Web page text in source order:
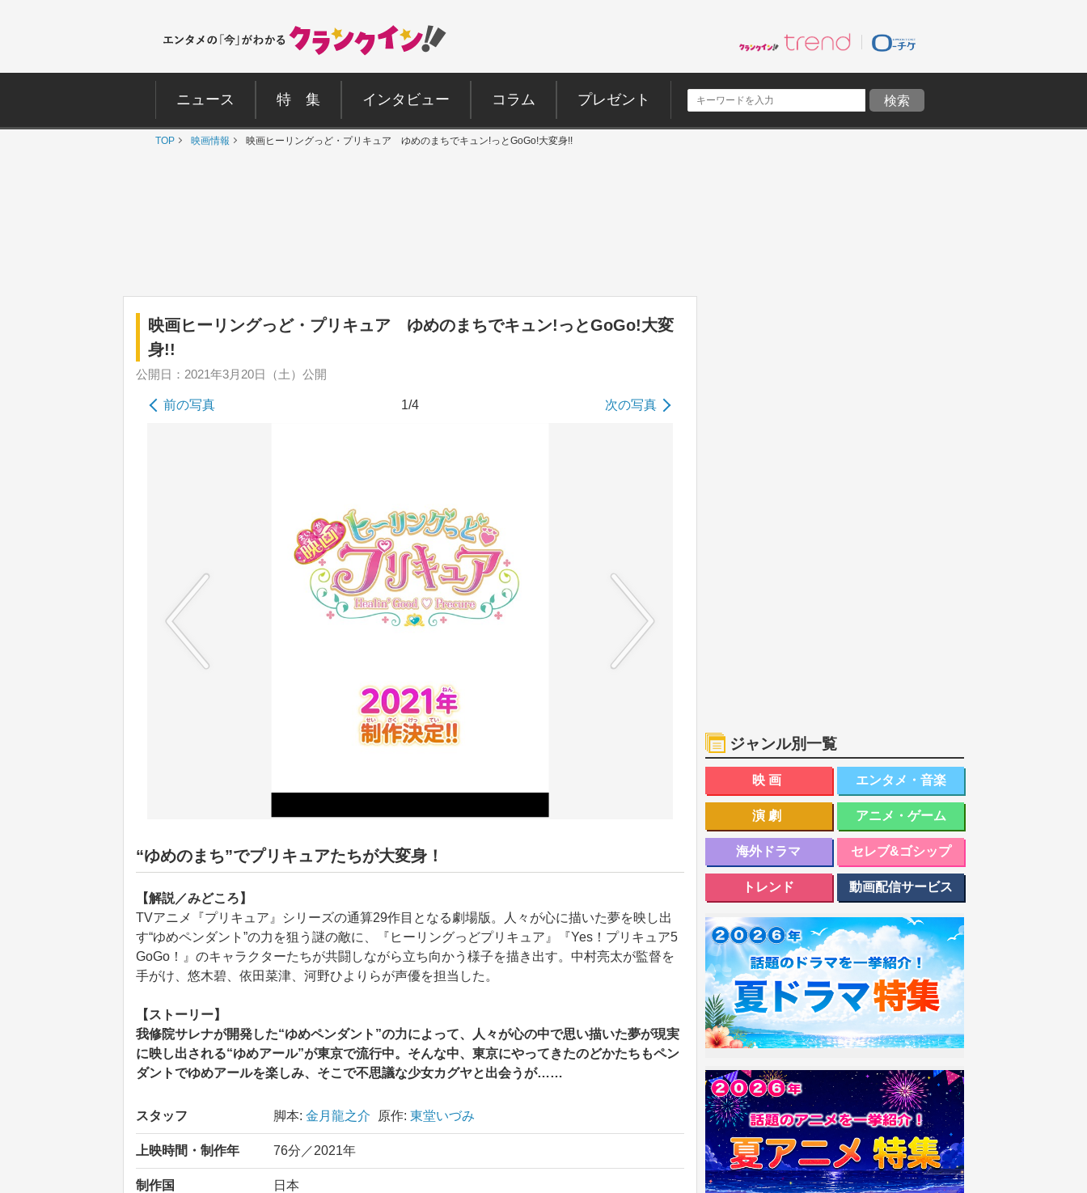
ニュース 特 集 インタビュー コラム プレゼント
TOP 映画情報 映画ヒーリングっど・プリキュア ゆめのまちでキュン!っとGoGo!大変身!!
映画ヒーリングっど・プリキュア ゆめのまちでキュン!っとGoGo!大変
身!!
公開日：2021年3月20日（土）公開
前の写真 1/4 次の写真
No image
“ゆめのまち”でプリキュアたちが大変身！
【解説／みどころ】
TVアニメ『プリキュア』シリーズの通算29作目となる劇場版。人々が心に描いた夢を映し出
す“ゆめペンダント”の力を狙う謎の敵に、『ヒーリングっどプリキュア』『Yes！プリキュア5
GoGo！』のキャラクターたちが共闘しながら立ち向かう様子を描き出す。中村亮太が監督を
手がけ、悠木碧、依田菜津、河野ひよりらが声優を担当した。
【ストーリー】
我修院サレナが開発した“ゆめペンダント”の力によって、人々が心の中で思い描いた夢が現実
に映し出される“ゆめアール”が東京で流行中。そんな中、東京にやってきたのどかたちもペン
ダントでゆめアールを楽しみ、そこで不思議な少女カグヤと出会うが……
スタッフ 脚本: 金月龍之介 原作: 東堂いづみ
上映時間・制作年 76分／2021年
制作国 日本
ジャンル別一覧
映画 エンタメ・音楽
演劇 アニメ・ゲーム
海外ドラマ セレブ&ゴシップ
トレンド 動画配信サービス